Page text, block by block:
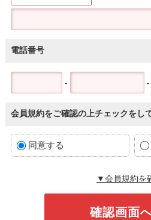
電話番号
- -
会員規約をご確認の上チェックをし
同意する
▼会員規約を